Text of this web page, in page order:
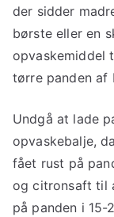
der sidder
børste eller en
opvaskemiddel
tørre panden af
Undgå at lade
opvaskebalje,
fået rust på
og citronsaft til
på panden i